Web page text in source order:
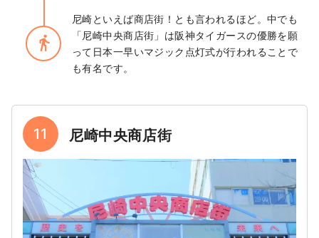
directions_walk
尼崎といえば商店街！とも言われるほど。中でも
「尼崎中央商店街」は阪神タイガースの優勝を願
って日本一早いマジック点灯式が行われることで
も有名です。
11 尼崎中央商店街